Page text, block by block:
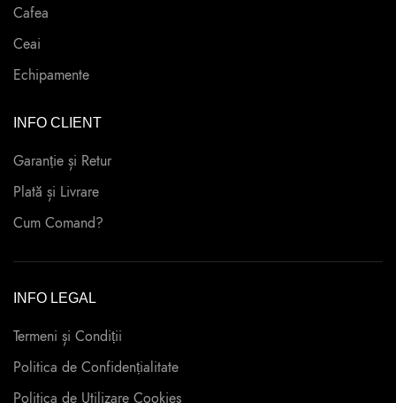
Cafea
Ceai
Echipamente
INFO CLIENT
Garanție și Retur
Plată și Livrare
Cum Comand?
INFO LEGAL
Termeni și Condiții
Politica de Confidențialitate
Politica de Utilizare Cookies